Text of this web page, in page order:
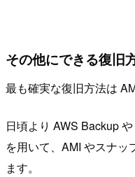
その他にできる復旧
最も確実な復旧方法は
日頃より AWS Backup
を用いて、AMI やスナッ
ます。